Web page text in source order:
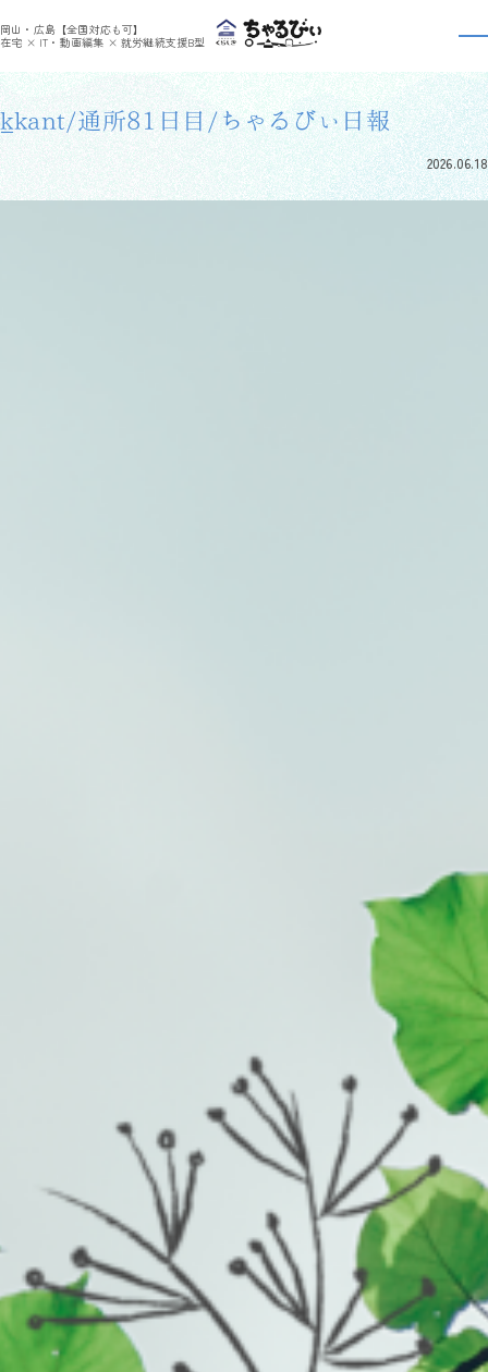
岡山・広島【全国対応も可】
在宅 × IT・動画編集 × 就労継続支援B型
利用者さんの日報 >
利用者さんの日報
k_kant/通所81日目/ちゃるびぃ日報
2026.06.18